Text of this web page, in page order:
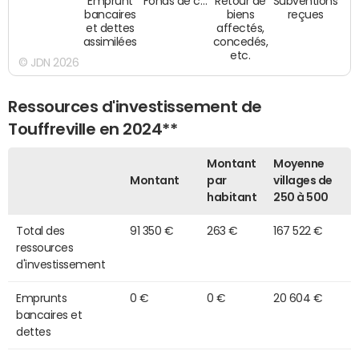
bancaires
et dettes
assimilées
biens
affectés,
concedés,
etc.
reçues
© JDN 2026
Ressources d'investissement de
Touffreville en 2024**
Montant
Montant
par
habitant
Moyenne
villages de
250 à 500
Total des
ressources
d'investissement
91 350 € 263 € 167 522 €
Emprunts
bancaires et
dettes
0 € 0 € 20 604 €